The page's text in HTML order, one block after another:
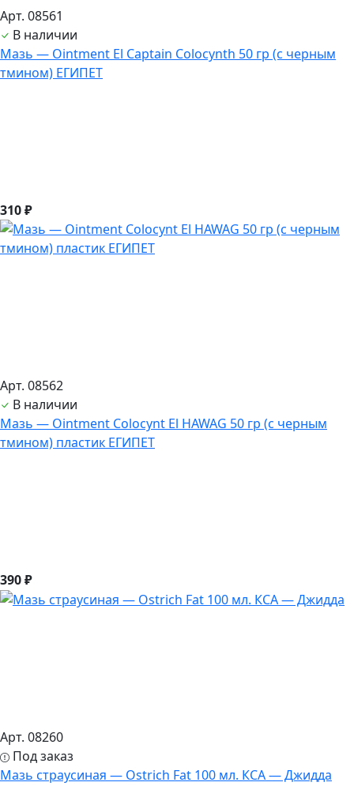
Арт. 08561
В наличии
Мазь — Ointment El Captain Colocynth 50 гр (с черным
тмином) ЕГИПЕТ
310 ₽
Арт. 08562
В наличии
Мазь — Ointment Colocynt El HAWAG 50 гр (с черным
тмином) пластик ЕГИПЕТ
390 ₽
Арт. 08260
Под заказ
Мазь страусиная — Ostrich Fat 100 мл. КСА — Джидда